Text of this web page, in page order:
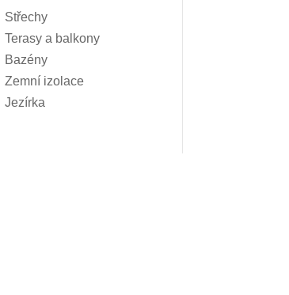
Střechy
Terasy a balkony
Bazény
Zemní izolace
Jezírka